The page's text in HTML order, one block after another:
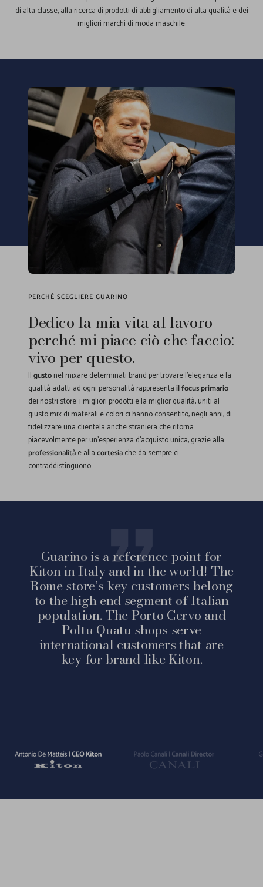
di alta classe, alla ricerca di prodotti di abbigliamento di alta qualità e dei
migliori marchi di moda maschile.
PERCHÉ SCEGLIERE GUARINO
Dedico la mia vita al lavoro
perché mi piace ciò che faccio:
vivo per questo.
Ilgustonel mixare determinati brand per trovare l'eleganza e la
qualità adatti ad ogni personalità rappresentail focus primario
dei nostri store: i migliori prodotti e la miglior qualità, uniti al
giusto mix di materali e colori ci hanno consentito, negli anni, di
fidelizzare una clientela anche straniera che ritorna
piacevolmente per un'esperienza d'acquisto unica, grazie alla
professionalitàe allacortesiache da sempre ci
contraddistinguono.
Guarino is a reference point for
Kiton in Italy and in the world! The
Rome store’s key customers belong
to the high end segment of Italian
population. The Porto Cervo and
Poltu Quatu shops serve
international customers that are
key for brand like Kiton.
Vai
Vai